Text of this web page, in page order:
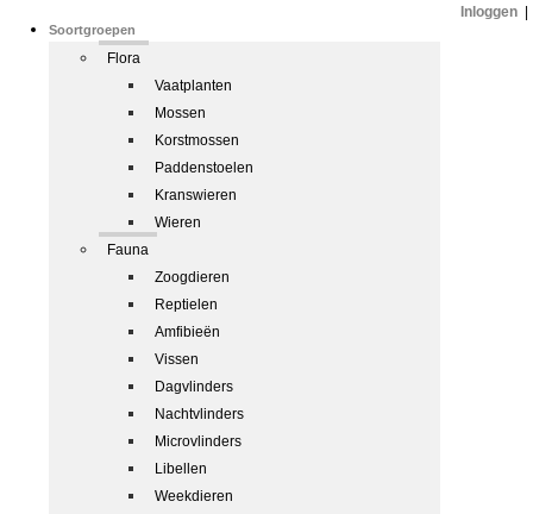
Soortgroepen
Flora
Vaatplanten
Mossen
Korstmossen
Paddenstoelen
Kranswieren
Wieren
Fauna
Zoogdieren
Reptielen
Amfibieën
Vissen
Dagvlinders
Nachtvlinders
Microvlinders
Libellen
Weekdieren
Inloggen